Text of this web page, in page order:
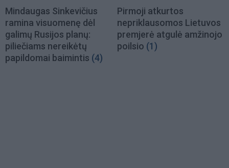
Mindaugas Sinkevičius
ramina visuomenę dėl
galimų Rusijos planų:
piliečiams nereikėtų
papildomai baimintis (4)
Pirmoji atkurtos
nepriklausomos Lietuvos
premjerė atgulė amžinojo
poilsio (1)